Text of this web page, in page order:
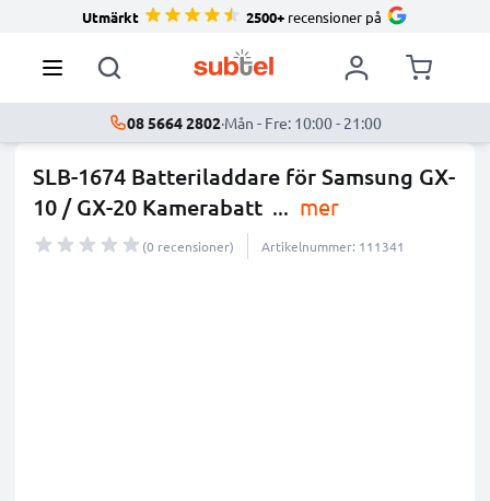
Utmärkt 2500+ recensioner på
08 5664 2802·Mån - Fre: 10:00 - 21:00
SLB-1674 Batteriladdare för Samsung GX-
10 / GX-20 Kamerabatt ... mer
(0 recensioner) Artikelnummer: 111341